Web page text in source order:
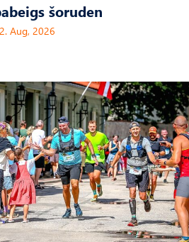
šoruden
Aug, 2026